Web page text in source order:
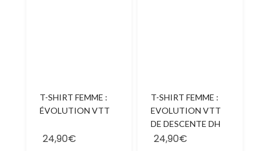
T-SHIRT FEMME :
ÉVOLUTION VTT
24,90€
T-SHIRT FEMME :
EVOLUTION VTT
DE DESCENTE DH
24,90€